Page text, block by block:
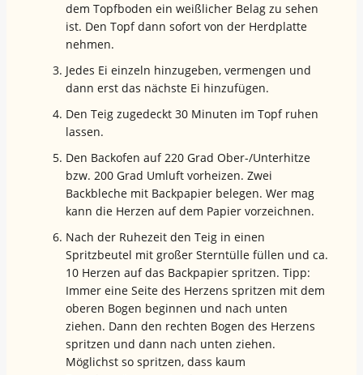
dem Topfboden ein weißlicher Belag zu sehen
ist. Den Topf dann sofort von der Herdplatte
nehmen.
Jedes Ei einzeln hinzugeben, vermengen und
dann erst das nächste Ei hinzufügen.
Den Teig zugedeckt 30 Minuten im Topf ruhen
lassen.
Den Backofen auf 220 Grad Ober-/Unterhitze
bzw. 200 Grad Umluft vorheizen. Zwei
Backbleche mit Backpapier belegen. Wer mag
kann die Herzen auf dem Papier vorzeichnen.
Nach der Ruhezeit den Teig in einen
Spritzbeutel mit großer Sterntülle füllen und ca.
10 Herzen auf das Backpapier spritzen. Tipp:
Immer eine Seite des Herzens spritzen mit dem
oberen Bogen beginnen und nach unten
ziehen. Dann den rechten Bogen des Herzens
spritzen und dann nach unten ziehen.
Möglichst so spritzen, dass kaum